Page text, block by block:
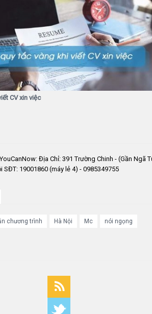
CV xin việc
Địa Chỉ: 391 Trường Chinh - (Gần Ngã
SĐT: 19001860 (máy lẻ 4) - 0985349755
chương trình Hà Nội Mc nói ngọng